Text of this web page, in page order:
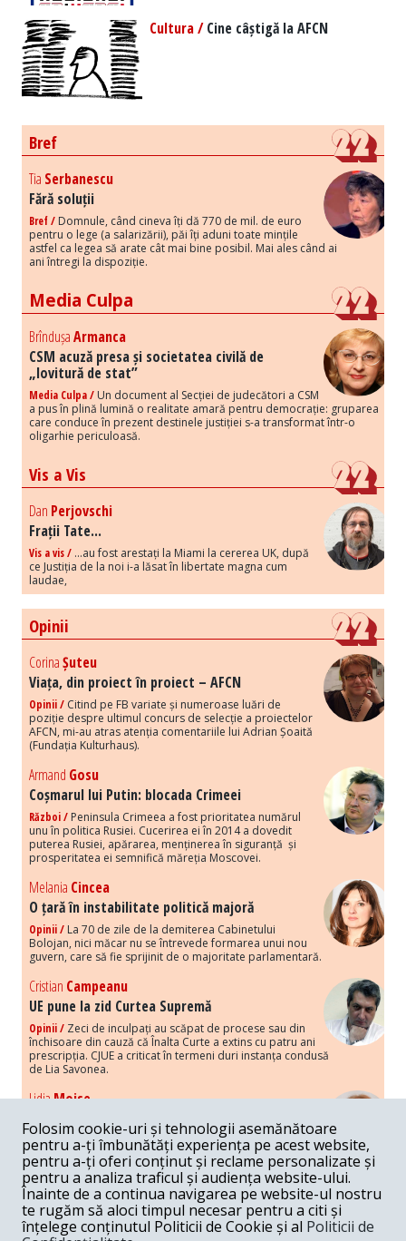
Cultura /Cine câștigă la AFCN
Bref
Tia Serbanescu
Fără soluții
Bref / Domnule, când cineva îți dă 770 de mil. de euro
pentru o lege (a salarizării), păi îți aduni toate mințile
astfel ca legea să arate cât mai bine posibil. Mai ales când ai
ani întregi la dispoziție.
Media Culpa
BrîndușaArmanca
CSM acuză presa și societatea civilă de
„lovitură de stat”
Media Culpa / Un document al Secției de judecători a CSM
a pus în plină lumină o realitate amară pentru democrație: gruparea
care conduce în prezent destinele justiției s-a transformat într-o
oligarhie periculoasă.
Vis a Vis
Dan Perjovschi
Frații Tate...
Vis a vis / ...au fost arestați la Miami la cererea UK, după
ce Justiția de la noi i-a lăsat în libertate magna cum
laudae,
Opinii
CorinaȘuteu
Viața, din proiect în proiect – AFCN
Opinii / Citind pe FB variate și numeroase luări de
poziție despre ultimul concurs de selecție a proiectelor
AFCN, mi-au atras atenția comentariile lui Adrian Șoaită
(Fundația Kulturhaus).
Armand Gosu
Coșmarul lui Putin: blocada Crimeei
Război / Peninsula Crimeea a fost prioritatea numărul
unu în politica Rusiei. Cucerirea ei în 2014 a dovedit
puterea Rusiei, apărarea, menținerea în siguranță și
prosperitatea ei semnifică măreția Moscovei.
Melania Cincea
O țară în instabilitate politică majoră
Opinii / La 70 de zile de la demiterea Cabinetului
Bolojan, nici măcar nu se întrevede formarea unui nou
guvern, care să fie sprijinit de o majoritate parlamentară.
Cristian Campeanu
UE pune la zid Curtea Supremă
Opinii / Zeci de inculpați au scăpat de procese sau din
închisoare din cauză că Înalta Curte a extins cu patru ani
prescripția. CJUE a criticat în termeni duri instanța condusă
de Lia Savonea.
LidiaMoise
Costurile economice ale haosului politic
Opinii / Economia nu poate rezista cu retorica falsă a
susținerii intereselor poporului, care, de fapt, ascunde
obsesia menținerii privilegiilor și a averilor unor caste.
Melania Cincea
Noi puseuri de xenofobie din partea românilor
„neaoși”
Folosim cookie-uri și tehnologii asemănătoare
pentru a-ți îmbunătăți experiența pe acest website,
pentru a-ți oferi conținut și reclame personalizate și
pentru a analiza traficul și audiența website-ului.
Înainte de a continua navigarea pe website-ul nostru
te rugăm să aloci timpul necesar pentru a citi și
înțelege conținutul Politicii de Cookie și al Politicii de